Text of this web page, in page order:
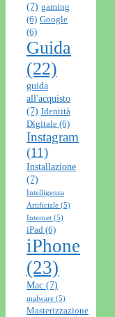
(7) gaming
(6) Google
(6)
Guida
(22)
guida
all'acquisto
(7) Identità
Digitale (6)
Instagram
(11)
Installazione
(7)
Intelligenza
Artificiale (5)
Internet (5)
iPad (6)
iPhone
(23)
Mac (7)
malware (5)
Masterizzazione